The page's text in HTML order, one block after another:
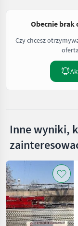
Obecnie brak
Czy chcesz
Inne wyniki,